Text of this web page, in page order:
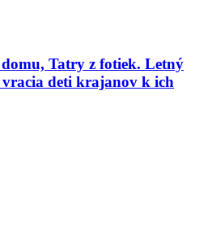
Tatry z fotiek. Letný
deti krajanov k ich